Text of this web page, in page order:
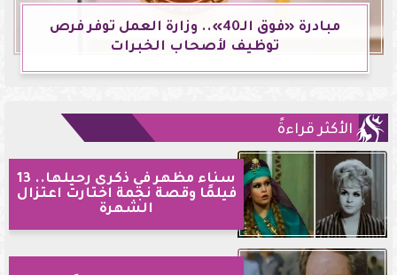
مبادرة «فوق الـ40».. وزارة العمل توفر فرص
توظيف لأصحاب الخبرات
الأكثر قراءةً
سناء مظهر في ذكرى رحيلها.. 13
فيلمًا وقصة نجمة اختارت اعتزال
الشهرة